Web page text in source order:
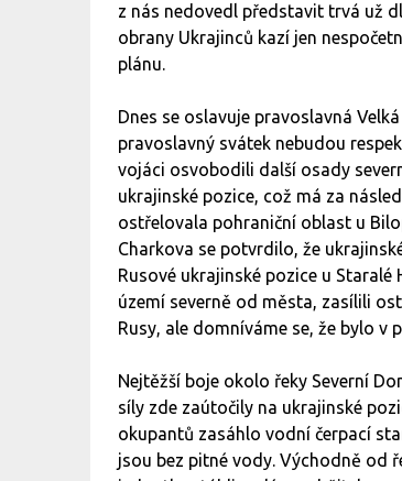
z nás nedovedl představit trvá už
obrany Ukrajinců kazí jen
plánu.
Dnes se oslavuje pravoslavná
pravoslavný svátek nebudou
vojáci osvobodili další osady
ukrajinské pozice, což má za
ostřelovala pohraniční oblast u
Charkova se potvrdilo, že
Rusové ukrajinské pozice u
území severně od města, zasílili
Rusy, ale domníváme se, že bylo v
Nejtěžší boje okolo řeky Severní
síly zde zaútočily na ukrajinské
okupantů zasáhlo vodní čerpací
jsou bez pitné vody. Východně od